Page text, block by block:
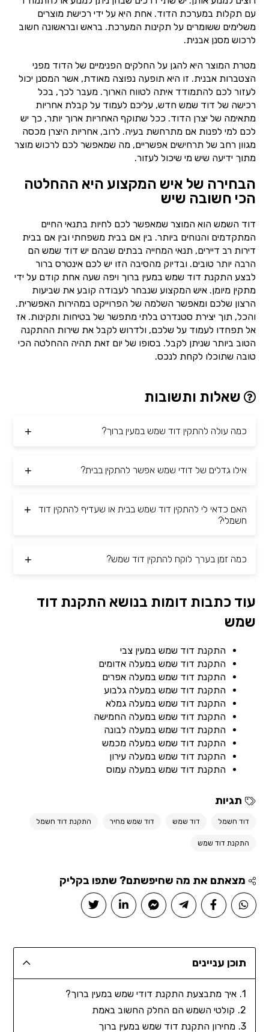
עם תקלות במערכת הדוד. אחת היא על ידי רכישת מוצרים
משלימים ששומרים על תקינות המערכת. בראש ובראשונה חשוב
לרכוש מסנן אבנית.
מטרת המוצר היא להגן על החלקים הפנימיים של הדוד מפני
הצטברות אבנית. זו היא תופעה נפוצה מאודת, אשר המסנן יכול
לעזור לכם להתמודד איתה לטווח הארוך. מעבר לכך, בכל
רכישה של דוד שמש חדש, עליכם לעמוד על קבלת אחריות
מתאימה של יצרן הדוד. ככל שתוקף האחריות ארוך יותר, כך יש
לכם למי לפנות אם מתרחשת בעיה. לרוב, אחריות היצרן מכסה
מגוון רחב של תרחישים אפשריים, מה שמאפשר לכם לרכוש מוצר
מתוך ידיעה שיש מי שיכול לעזור.
הבחירה של איש המקצוע היא ההחלטה
הכי חשובה שיש
דוד השמש הוא המוצר שמאפשר לכם לחיות בתנאי החיים
המתקדמים והנוחים ביותר. בין אם בבית משפחתי ובין אם בבית
דירות רב דיירים, תנאי המחייה בבתים שבהם יש דוד שמש הם
הרבה יותר טובים. ובדיוק מהסיבה הזו יש לכם אינטרס ברור
לבצע התקנת דוד שמש במעין ברוך ויפה שעה אחת קודם על ידי
מתקין מיומן. איש המקצוע שנבחר לעבודה קובע את שביעות
הרצון שלכם ומאפשר השלמה של הפרוייקט במהירות האפשרית.
והכל, תוך יצירת סטנדרט בלתי מתפשר של בטיחות ותקינות. אז
אל תפחדו לעמוד על שלכם, ולדרוש לקבל את שירות ההתקנה
הטוב ביותר שניתן לקבל. בסופו של יום זאת תהיה ההחלטה הכי
טובה שתוכלו לקחת לנכס.
שאלות ותשובות
כמה עולה להתקין דוד שמש במעין ברוך?
אילו גדלים של דודי שמש אפשר להתקין בבית?
האם כדאי לי להתקין דוד שמש בבית או שעדיף להתקין דוד
חשמלי?
כמה זמן בערך לוקח להתקין דוד שמש?
עוד כתבות דומות בנושא התקנת דוד
שמש
התקנת דוד שמש במעין צבי
התקנת דוד שמש במעלה אדומים
התקנת דוד שמש במעלה אפרים
התקנת דוד שמש במעלה גלבוע
התקנת דוד שמש במעלה גמלא
התקנת דוד שמש במעלה החמישה
התקנת דוד שמש במעלה לבונה
התקנת דוד שמש במעלה מכמש
התקנת דוד שמש במעלה עירון
התקנת דוד שמש במעלה עמוס
תגיות
דוד חשמל דוד שמש דוד שמש מחיר התקנת דוד חשמל
התקנת דוד שמש
מצאתם את מה שחיפשתם? שתפו בקליק
תוכן עניינים
איך מתבצעת התקנת דודי שמש במעין ברוך?
קולטי השמש הם החלק החשוב באמת
מחירון התקנת דוד שמש במעין ברוך